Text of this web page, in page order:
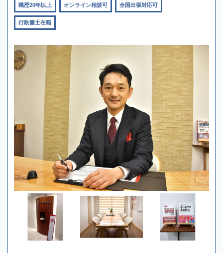
職歴20年以上 オンライン相談可 全国出張対応可
行政書士在籍